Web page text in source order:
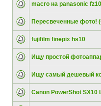
macro на panasonic
Пересвеченные фото!
fujifilm finepix hs10
Ищу простой
Ищу самый дешевый
Canon PowerShot SX10